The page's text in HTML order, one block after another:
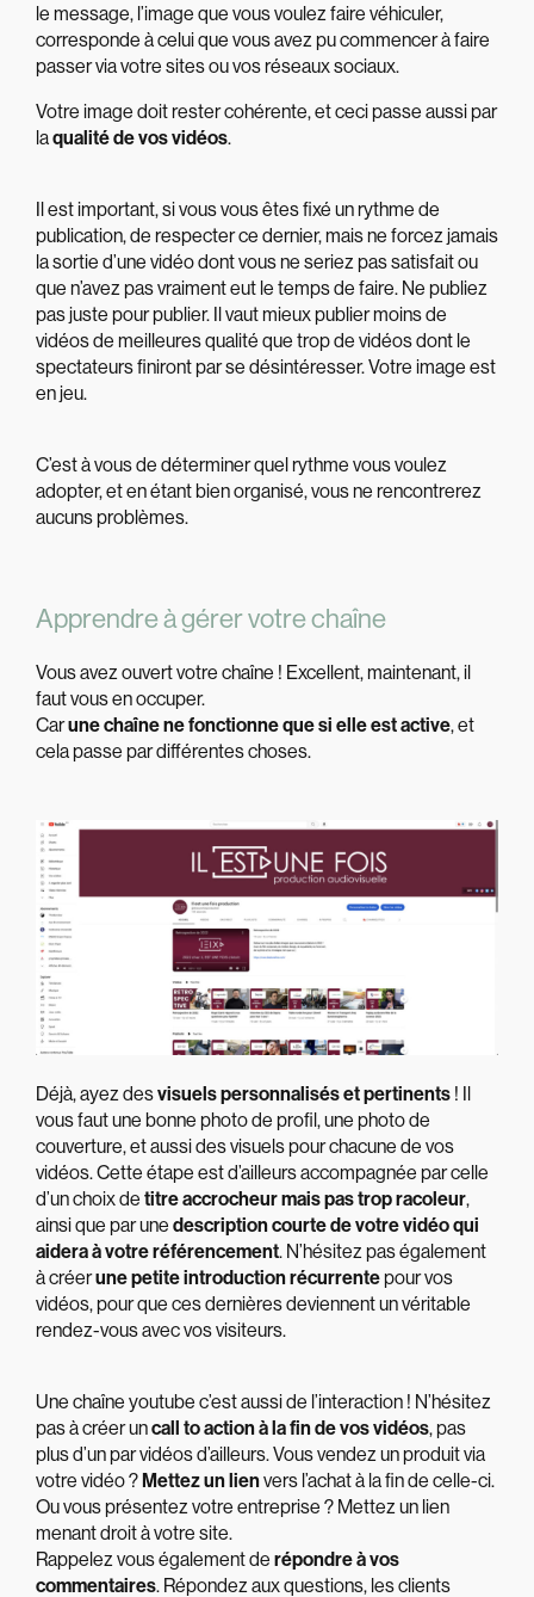
le message, l’image que vous voulez faire véhiculer,
corresponde à celui que vous avez pu commencer à faire
passer via votre sites ou vos réseaux sociaux.
Votre image doit rester cohérente, et ceci passe aussi par
laqualité de vos vidéos.
Il est important, si vous vous êtes fixé un rythme de
publication, de respecter ce dernier, mais ne forcez jamais
la sortie d’une vidéo dont vous ne seriez pas satisfait ou
que n’avez pas vraiment eut le temps de faire. Ne publiez
pas juste pour publier. Il vaut mieux publier moins de
vidéos de meilleures qualité que trop de vidéos dont le
spectateurs finiront par se désintéresser. Votre image est
en jeu.
C’est à vous de déterminer quel rythme vous voulez
adopter, et en étant bien organisé, vous ne rencontrerez
aucuns problèmes.
Apprendre à gérer votre chaîne
Vous avez ouvert votre chaîne ! Excellent, maintenant, il
faut vous en occuper.
Carune chaîne ne fonctionne que si elle est active, et
cela passe par différentes choses.
Déjà, ayez desvisuels personnalisés et pertinents ! Il
vous faut une bonne photo de profil, une photo de
couverture, et aussi des visuels pour chacune de vos
vidéos. Cette étape est d’ailleurs accompagnée par celle
d’un choix de titre accrocheur mais pas trop racoleur,
ainsi que par une description courte de votre vidéo qui
aidera à votre référencement. N’hésitez pas également
à créerune petite introduction récurrentepour vos
vidéos, pour que ces dernières deviennent un véritable
rendez-vous avec vos visiteurs.
Une chaîne youtube c’est aussi de l’interaction ! N’hésitez
pas à créer uncall to action à la fin de vos vidéos, pas
plus d’un par vidéos d’ailleurs. Vous vendez un produit via
votre vidéo ? Mettez un lienvers l’achat à la fin de celle-ci.
Ou vous présentez votre entreprise ? Mettez un lien
menant droit à votre site.
Rappelez vous également de répondre à vos
commentaires. Répondez aux questions, les clients